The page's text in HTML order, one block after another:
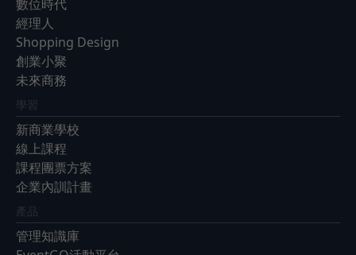
數位時代
經理人
Shopping Design
創業小聚
未來商務
學習
新商業學校
線上課程
課程團票方案
企業內訓計畫
產品
管理知識庫